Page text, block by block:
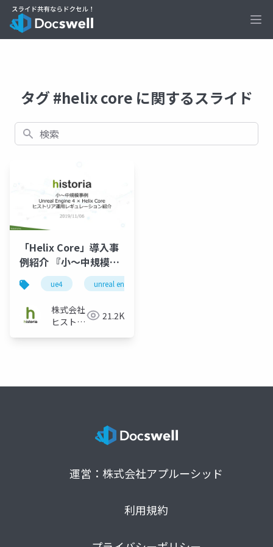
タグ #helix core に関するスライド
検索
「Helix Core」導入事
例紹介 『小～中規模事
例 "Unreal Engine 4
× Helix Core ヒストリ
ア運用レギュレーショ
ン紹介"』
ue4 unreal engine
株式会社
ヒストリ
21.2K
運営：株式会社アプルーシッド
利用規約